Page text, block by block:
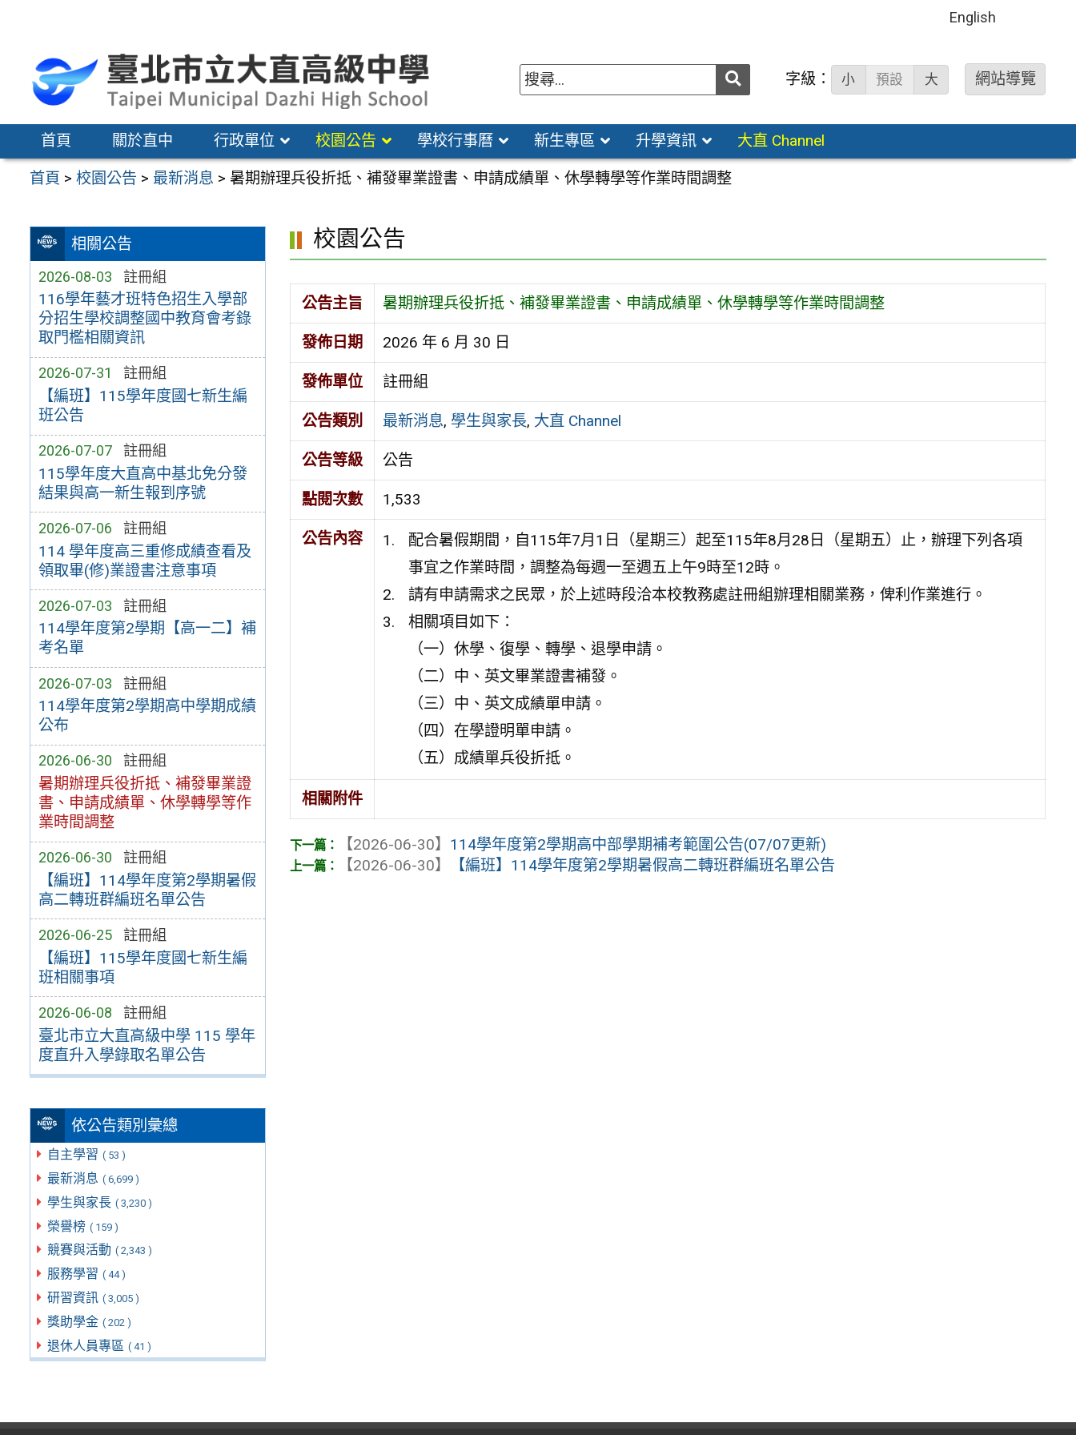
區
English
送出 字級： 小 預設 大 網站導覽
首頁 關於直中 行政單位 校園公告 學校行事曆 新生專區 升學資訊 大直 Channel
首頁 >校園公告 > 最新消息 > 暑期辦理兵役折抵、補發畢業證書、申請成績單、休學轉學等作業時間調整
相關公告
2026-08-03 註冊組
116學年藝才班特色招生入學部
分招生學校調整國中教育會考錄
取門檻相關資訊
2026-07-31 註冊組
【編班】115學年度國七新生編
班公告
2026-07-07 註冊組
115學年度大直高中基北免分發
結果與高一新生報到序號
2026-07-06 註冊組
114 學年度高三重修成績查看及
領取畢(修)業證書注意事項
2026-07-03 註冊組
114學年度第2學期【高一二】補
考名單
2026-07-03 註冊組
114學年度第2學期高中學期成績
公布
2026-06-30 註冊組
暑期辦理兵役折抵、補發畢業證
書、申請成績單、休學轉學等作
業時間調整
2026-06-30 註冊組
【編班】114學年度第2學期暑假
高二轉班群編班名單公告
2026-06-25 註冊組
【編班】115學年度國七新生編
班相關事項
2026-06-08 註冊組
臺北市立大直高級中學 115 學年
度直升入學錄取名單公告
依公告類別彙總
自主學習 ( 53 )
最新消息 ( 6,699 )
學生與家長 ( 3,230 )
榮譽榜 ( 159 )
競賽與活動 ( 2,343 )
服務學習 ( 44 )
研習資訊 ( 3,005 )
獎助學金 ( 202 )
退休人員專區 ( 41 )
校園公告
公告主旨 暑期辦理兵役折抵、補發畢業證書、申請成績單、休學轉學等作業時間調整
發佈日期 2026 年 6 月 30 日
發佈單位 註冊組
公告類別 最新消息, 學生與家長, 大直 Channel
公告等級 公告
點閱次數 1,533
公告內容
配合暑假期間，自115年7月1日（星期三）起至115年8月28日（星期五）止，辦理下列各項
事宜之作業時間，調整為每週一至週五上午9時至12時。
請有申請需求之民眾，於上述時段洽本校教務處註冊組辦理相關業務，俾利作業進行。
相關項目如下：
（一）休學、復學、轉學、退學申請。
（二）中、英文畢業證書補發。
（三）中、英文成績單申請。
（四）在學證明單申請。
（五）成績單兵役折抵。
相關附件
【2026-06-30】 114學年度第2學期高中部學期補考範圍公告(07/07更新)
【2026-06-30】
【編班】114學年度第2學期暑假高二轉班群編班名單公告